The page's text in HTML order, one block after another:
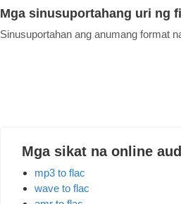
Mga sinusuportahang uri ng
Sinusuportahan ang anumang format
Mga sikat na online
mp3 to flac
wave to flac